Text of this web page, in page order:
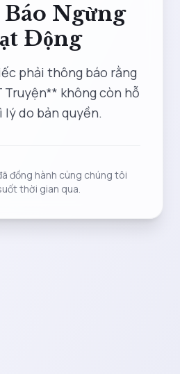
Ngừng
Động
phải thông báo rằng
Truyện** không còn hỗ
lý do bản quyền.
đồng hành cùng chúng tôi
thời gian qua.